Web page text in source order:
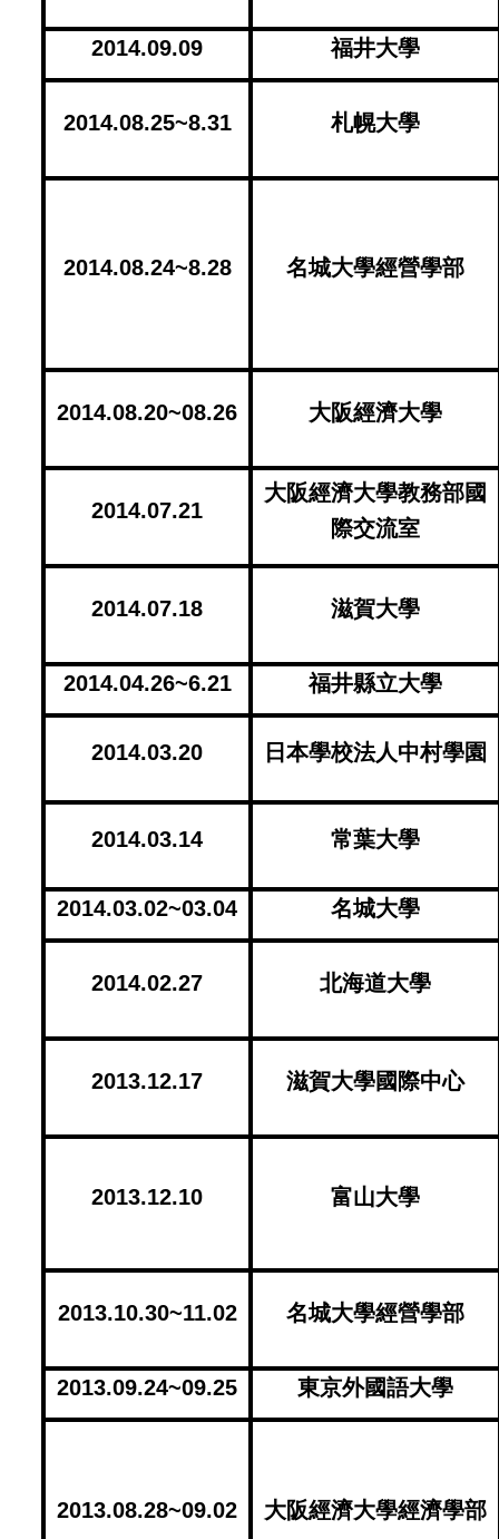
2014.09.09 福井大學
2014.08.25~8.31 札幌大學
2014.08.24~8.28 名城大學經營學部
2014.08.20~08.26 大阪經濟大學
2014.07.21
大阪經濟大學教務部國
際交流室
2014.07.18 滋賀大學
2014.04.26~6.21 福井縣立大學
2014.03.20 日本學校法人中村學園
2014.03.14 常葉大學
2014.03.02~03.04 名城大學
2014.02.27 北海道大學
2013.12.17 滋賀大學國際中心
2013.12.10 富山大學
2013.10.30~11.02 名城大學經營學部
2013.09.24~09.25 東京外國語大學
2013.08.28~09.02 大阪經濟大學經濟學部